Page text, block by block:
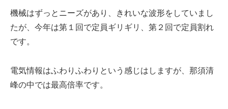
機械はずっとニーズがあり、きれいな波形をしていまし
たが、今年は第１回で定員ギリギリ、第２回で定員割れ
です。
電気情報はふわりふわりという感じはしますが、那須清
峰の中では最高倍率です。